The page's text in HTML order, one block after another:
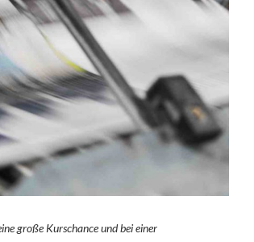
große Kurschance und bei einer